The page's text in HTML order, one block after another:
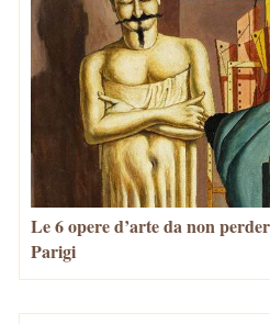
Le 6 opere d’arte da non
Parigi